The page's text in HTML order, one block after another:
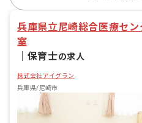
兵庫県立尼崎総合医療セ
室
保育士の求人
株式会社アイグラン
兵庫県/尼崎市